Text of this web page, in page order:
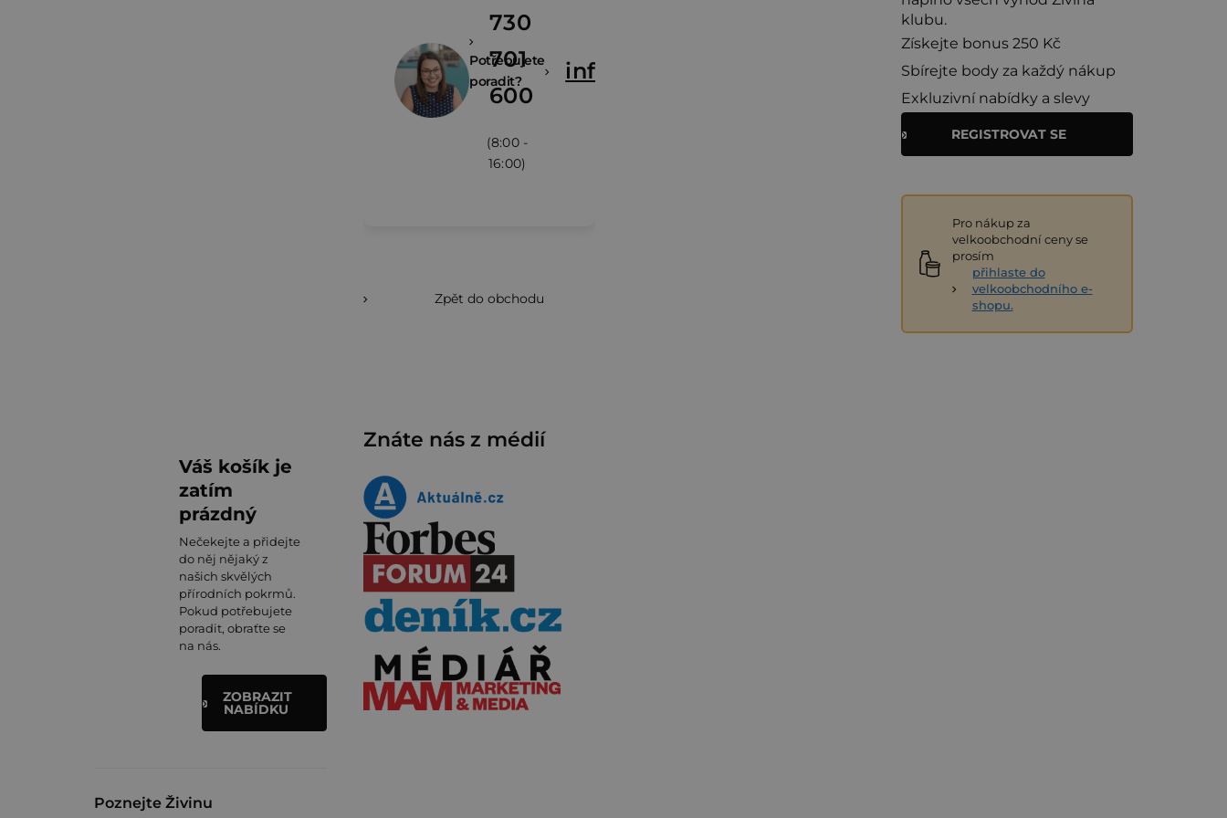
Potřebujete
poradit?
730
701
600
(8:00 -
16:00)
info@zivina.cz
Zpět do obchodu
klubu.
Získejte bonus 250 Kč
Sbírejte body za každý nákup
Exkluzivní nabídky a slevy
REGISTROVAT SE
Pro nákup za
velkoobchodní ceny se
prosím
přihlaste do
velkoobchodního e-
shopu.
Váš košík je
zatím
prázdný
Nečekejte a přidejte
do něj nějaký z
našich skvělých
přírodních pokrmů.
Pokud potřebujete
poradit, obraťte se
na nás.
ZOBRAZIT
NABÍDKU
Poznejte Živinu
Znáte nás z médií